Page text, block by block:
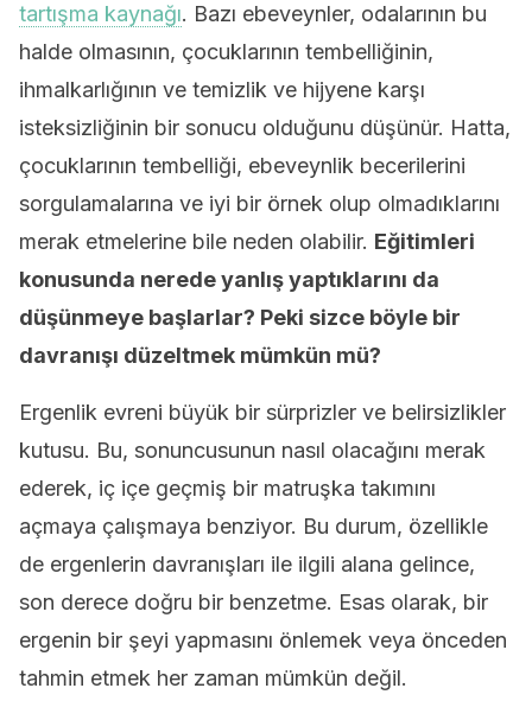
tartışma kaynağı. Bazı ebeveynler, odalarının bu
halde olmasının, çocuklarının tembelliğinin,
ihmalkarlığının ve temizlik ve hijyene karşı
isteksizliğinin bir sonucu olduğunu düşünür. Hatta,
çocuklarının tembelliği, ebeveynlik becerilerini
sorgulamalarına ve iyi bir örnek olup olmadıklarını
merak etmelerine bile neden olabilir. Eğitimleri
konusunda nerede yanlış yaptıklarını da
düşünmeye başlarlar? Peki sizce böyle bir
davranışı düzeltmek mümkün mü?
Ergenlik evreni büyük bir sürprizler ve belirsizlikler
kutusu. Bu, sonuncusunun nasıl olacağını merak
ederek, iç içe geçmiş bir matruşka takımını
açmaya çalışmaya benziyor. Bu durum, özellikle
de ergenlerin davranışları ile ilgili alana gelince,
son derece doğru bir benzetme. Esas olarak, bir
ergenin bir şeyi yapmasını önlemek veya önceden
tahmin etmek her zaman mümkün değil.